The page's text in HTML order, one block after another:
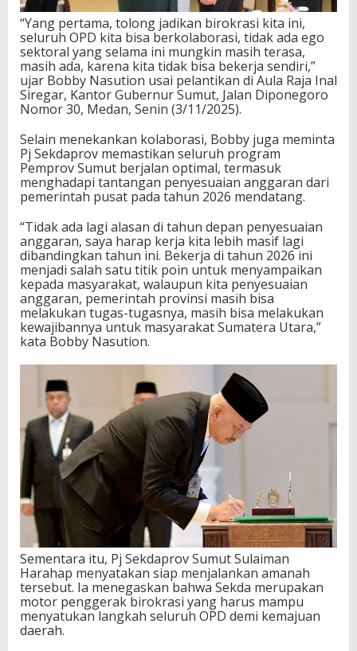
“Yang pertama, tolong jadikan birokrasi kita ini,
seluruh OPD kita bisa berkolaborasi, tidak ada ego
sektoral yang selama ini mungkin masih terasa,
masih ada, karena kita tidak bisa bekerja sendiri,”
ujar Bobby Nasution usai pelantikan di Aula Raja Inal
Siregar, Kantor Gubernur Sumut, Jalan Diponegoro
Nomor 30, Medan, Senin (3/11/2025).
Selain menekankan kolaborasi, Bobby juga meminta
Pj Sekdaprov memastikan seluruh program
Pemprov Sumut berjalan optimal, termasuk
menghadapi tantangan penyesuaian anggaran dari
pemerintah pusat pada tahun 2026 mendatang.
“Tidak ada lagi alasan di tahun depan penyesuaian
anggaran, saya harap kerja kita lebih masif lagi
dibandingkan tahun ini. Bekerja di tahun 2026 ini
menjadi salah satu titik poin untuk menyampaikan
kepada masyarakat, walaupun kita penyesuaian
anggaran, pemerintah provinsi masih bisa
melakukan tugas-tugasnya, masih bisa melakukan
kewajibannya untuk masyarakat Sumatera Utara,”
kata Bobby Nasution.
Sementara itu, Pj Sekdaprov Sumut Sulaiman
Harahap menyatakan siap menjalankan amanah
tersebut. Ia menegaskan bahwa Sekda merupakan
motor penggerak birokrasi yang harus mampu
menyatukan langkah seluruh OPD demi kemajuan
daerah.